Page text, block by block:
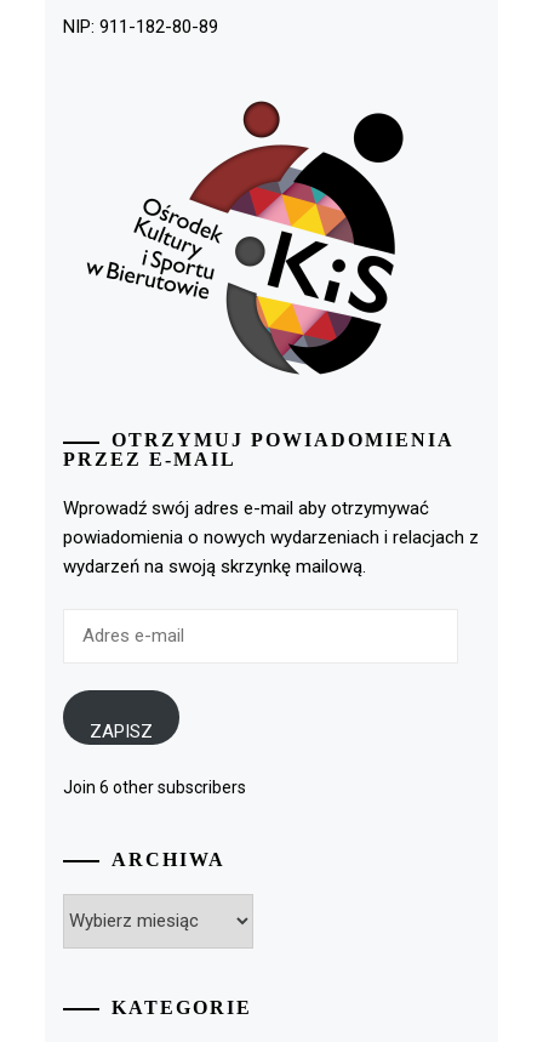
NIP: 911-182-80-89
OTRZYMUJ POWIADOMIENIA
PRZEZ E-MAIL
Wprowadź swój adres e-mail aby otrzymywać
powiadomienia o nowych wydarzeniach i relacjach z
wydarzeń na swoją skrzynkę mailową.
ZAPISZ
Join 6 other subscribers
ARCHIWA
KATEGORIE